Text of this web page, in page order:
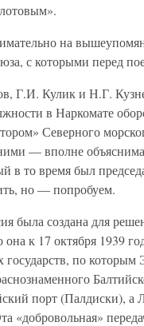
на
с которыми перед
Г.И. Кулик и Н.Г.
в Наркомате
Северного
— вполне
в то время был
но — попробуем.
была создана для
к 17 октября 1939
государств, по
порт (Палдиски),
«добровольная»